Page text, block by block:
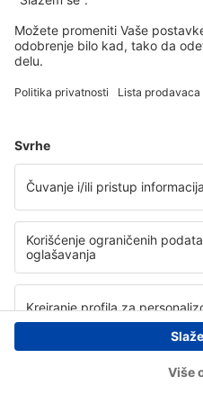
Copyright © eSky.rs. Sva prava